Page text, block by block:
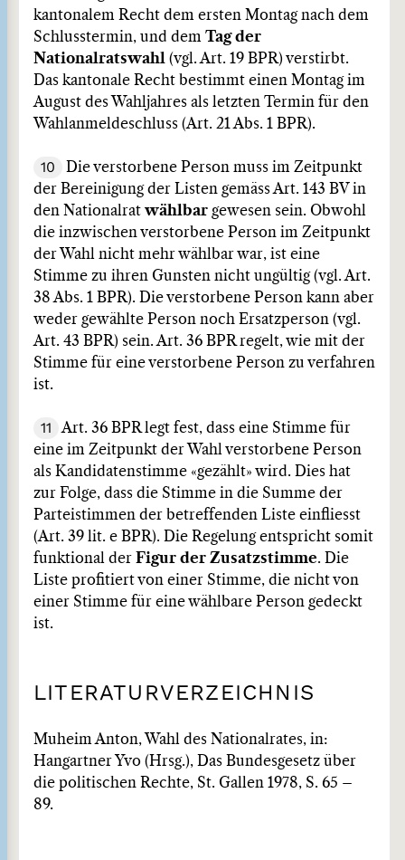
kantonalem Recht dem ersten Montag nach dem
Schlusstermin, und dem Tag der
Nationalratswahl (vgl. Art. 19 BPR) verstirbt.
Das kantonale Recht bestimmt einen Montag im
August des Wahljahres als letzten Termin für den
Wahlanmeldeschluss (Art. 21 Abs. 1 BPR).
10
Die verstorbene Person muss im Zeitpunkt
der Bereinigung der Listen gemäss Art. 143 BV in
den Nationalrat wählbar gewesen sein. Obwohl
die inzwischen verstorbene Person im Zeitpunkt
der Wahl nicht mehr wählbar war, ist eine
Stimme zu ihren Gunsten nicht ungültig (vgl. Art.
38 Abs. 1 BPR). Die verstorbene Person kann aber
weder gewählte Person noch Ersatzperson (vgl.
Art. 43 BPR) sein. Art. 36 BPR regelt, wie mit der
Stimme für eine verstorbene Person zu verfahren
ist.
11
Art. 36 BPR legt fest, dass eine Stimme für
eine im Zeitpunkt der Wahl verstorbene Person
als Kandidatenstimme «gezählt» wird. Dies hat
zur Folge, dass die Stimme in die Summe der
Parteistimmen der betreffenden Liste einfliesst
(Art. 39 lit. e BPR). Die Regelung entspricht somit
funktional der Figur der Zusatzstimme. Die
Liste profitiert von einer Stimme, die nicht von
einer Stimme für eine wählbare Person gedeckt
ist.
LITERATURVERZEICHNIS
Muheim Anton, Wahl des Nationalrates, in:
Hangartner Yvo (Hrsg.), Das Bundesgesetz über
die politischen Rechte, St. Gallen 1978, S. 65 –
89.